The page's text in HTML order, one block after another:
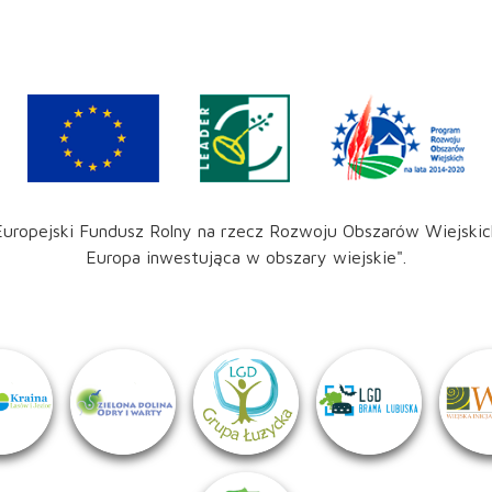
Fundusz Rolny na rzecz Rozwoju Obszarów
Europa inwestująca w obszary wiejskie".